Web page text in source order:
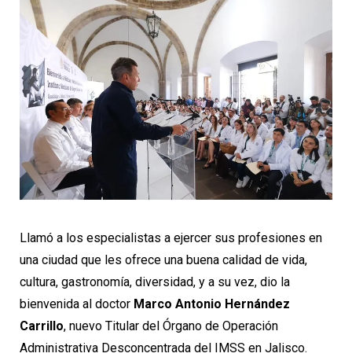
Llamó a los especialistas a ejercer sus profesiones en
una ciudad que les ofrece una buena calidad de vida,
cultura, gastronomía, diversidad, y a su vez, dio la
bienvenida al doctor Marco Antonio Hernández
Carrillo, nuevo Titular del Órgano de Operación
Administrativa Desconcentrada del IMSS en Jalisco.